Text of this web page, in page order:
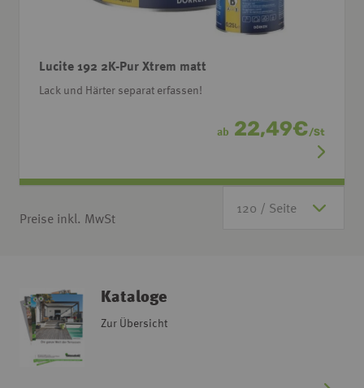
Lucite 192 2K-Pur Xtrem matt
Lack und Härter separat erfassen!
ab 22,49€/St
Preise inkl. MwSt
Kataloge
Zur Übersicht